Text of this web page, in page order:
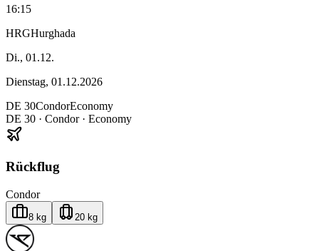
16:15
HRGHurghada
Di., 01.12.
Dienstag, 01.12.2026
DE 30CondorEconomy
DE 30 · Condor· Economy
Rückflug
Condor
8 kg 20 kg